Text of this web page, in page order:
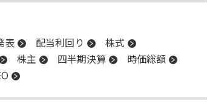
表 配当利回り
株式
株主 四半期決算
時価総額